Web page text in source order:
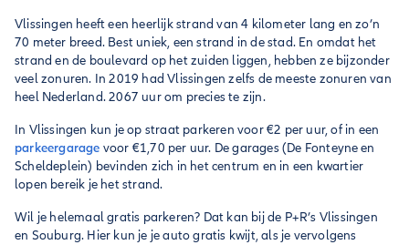
Vlissingen heeft een heerlijk strand van 4 kilometer lang en zo’n
70 meter breed. Best uniek, een strand in de stad. En omdat het
strand en de boulevard op het zuiden liggen, hebben ze bijzonder
veel zonuren. In 2019 had Vlissingen zelfs de meeste zonuren van
heel Nederland. 2067 uur om precies te zijn.
In Vlissingen kun je op straat parkeren voor €2 per uur, of in een
parkeergarage voor €1,70 per uur. De garages (De Fonteyne en
Scheldeplein) bevinden zich in het centrum en in een kwartier
lopen bereik je het strand.
Wil je helemaal gratis parkeren? Dat kan bij de P+R’s Vlissingen
en Souburg. Hier kun je je auto gratis kwijt, als je vervolgens